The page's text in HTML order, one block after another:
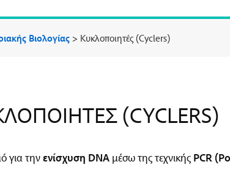
Βιολογίας > Κυκλοποιητές (Cyclers)
(CYCLERS)
για τηνενίσχυση DNA μέσω της τεχνικής PCR